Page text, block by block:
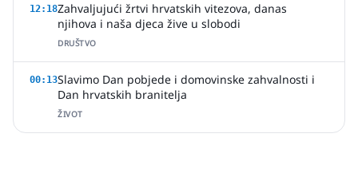
12:18Zahvaljujući žrtvi hrvatskih vitezova, danas
njihova i naša djeca žive u slobodi
DRUŠTVO
00:13Slavimo Dan pobjede i domovinske zahvalnosti i
Dan hrvatskih branitelja
ŽIVOT